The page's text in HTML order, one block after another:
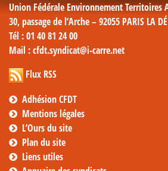
Union Fédérale Environnement Territoires
30, passage de l’Arche – 92055 PARIS LA
Tél : 01 40 81 24 00
Mail : cfdt.syndicat@i-carre.net
Flux RSS
Adhésion CFDT
Mentions légales
L’Ours du site
Plan du site
Liens utiles